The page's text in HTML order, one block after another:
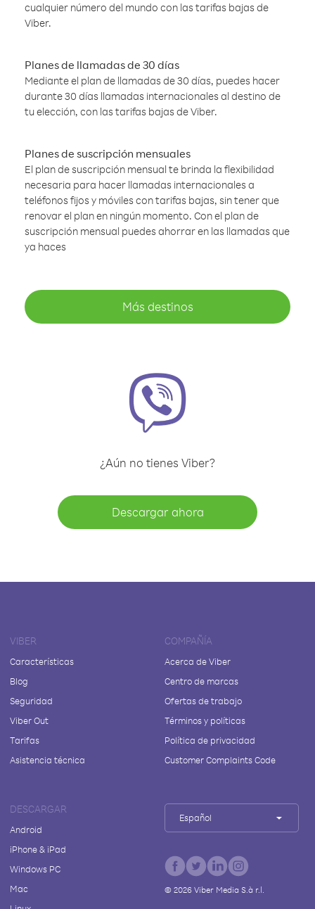
cualquier número del mundo con las tarifas bajas de
Viber.
Planes de llamadas de 30 días
Mediante el plan de llamadas de 30 días, puedes hacer
durante 30 días llamadas internacionales al destino de
tu elección, con las tarifas bajas de Viber.
Planes de suscripción mensuales
El plan de suscripción mensual te brinda la flexibilidad
necesaria para hacer llamadas internacionales a
teléfonos fijos y móviles con tarifas bajas, sin tener que
renovar el plan en ningún momento. Con el plan de
suscripción mensual puedes ahorrar en las llamadas que
ya haces
Más destinos
¿Aún no tienes Viber?
Descargar ahora
VIBER
Características
Blog
Seguridad
Viber Out
Tarifas
Asistencia técnica
COMPAÑÍA
Acerca de Viber
Centro de marcas
Ofertas de trabajo
Términos y políticas
Política de privacidad
Customer Complaints Code
DESCARGAR
Android
iPhone & iPad
Windows PC
Mac
Español
© 2026Viber Media S.à r.l.